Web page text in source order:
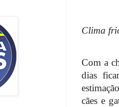
Clima
Com a
dias
cães e